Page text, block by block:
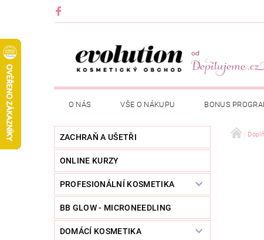
O NÁS VŠE O NÁKUPU BONUS
ZACHRAŇ A UŠETŘI
ONLINE KURZY
PROFESIONÁLNÍ KOSMETIKA
BB GLOW - MICRONEEDLING
DOMÁCÍ KOSMETIKA